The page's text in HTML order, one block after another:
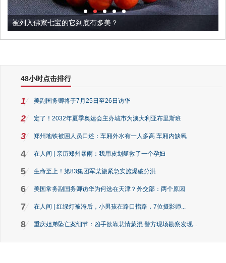
被列入佛家七宝的它到底有多美？
48小时点击排行
1 美副国务卿将于7月25日至26日访华
2 定了！2032年夏季奥运会主办城市为澳大利亚布里斯班
3 郑州地铁被困人员口述：车厢外水有一人多高 车厢内缺氧
4 在人间 | 亲历郑州暴雨：我用皮划艇救了一个孕妇
5 生命至上！第83集团军某旅紧急实施爆破分洪
6 美国常务副国务卿访华为何选在天津？外交部：两个原因
7 在人间 | 红绿灯被淹后，小男孩在路口指路，7位摄影师...
8 重庆姐弟坠亡案细节：凶手欲靠悲情蒙混 警方现场勘察发现...